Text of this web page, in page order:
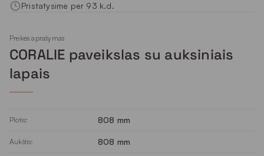
Pristatysime per 93 k.d.
Prekės aprašymas
CORALIE paveikslas su auksiniais
lapais
Plotis: 808 mm
Aukštis: 808 mm